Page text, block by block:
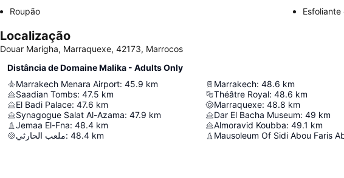
Roupão
Localização
Douar Marigha, Marraquexe, 42173, Marrocos
Distância de Domaine Malika - Adults Only
Marrakech Menara Airport: 45.9 km
Saadian Tombs: 47.5 km
El Badi Palace: 47.6 km
Synagogue Salat Al-Azama: 47.9 km
Jemaa El-Fna: 48.4 km
ملعب الحارثي: 48.4 km
Marrakech: 48.6 km
Théâtre Royal: 48.6 km
Marraquexe: 48.8 km
Dar El Bacha Museum: 49 km
Almoravid Koubba: 49.1 km